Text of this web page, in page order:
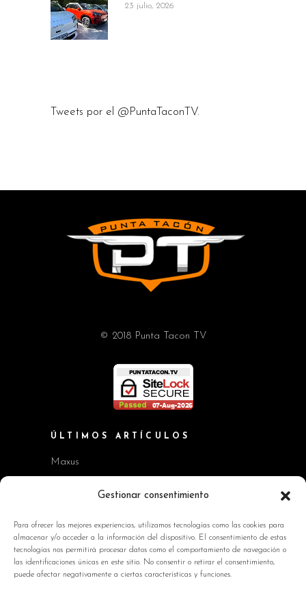
Gestionar consentimiento
Para ofrecer las mejores experiencias, utilizamos tecnologías como las cookies para
almacenar y/o acceder a la información del dispositivo. El consentimiento de estas
tecnologías nos permitirá procesar datos como el comportamiento de navegación o
las identificaciones únicas en este sitio. No consentir o retirar el consentimiento,
puede afectar negativamente a ciertas características y funciones.
23 julio, 2026
Tweets por el @PuntaTaconTV.
© 2018 Punta Tacon TV
ÚLTIMOS ARTÍCULOS
Maxus
Workshop BMW Neue Klasse
Kia EV2 y Kia Seltos
Skoda Octavia RS